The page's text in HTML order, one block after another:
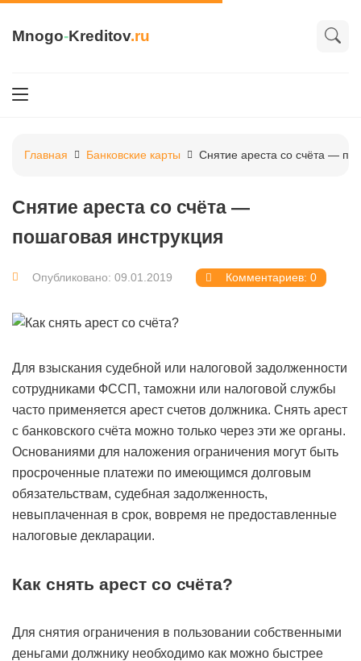
Mnogo-Kreditov.ru
Главная Банковские карты Снятие ареста со счёта —
Снятие ареста со счёта —
пошаговая инструкция
Опубликовано: 09.01.2019 Комментариев: 0
Для взыскания судебной или налоговой задолженности
сотрудниками ФССП, таможни или налоговой службы
часто применяется арест счетов должника. Снять арест
с банковского счёта можно только через эти же органы.
Основаниями для наложения ограничения могут быть
просроченные платежи по имеющимся долговым
обязательствам, судебная задолженность,
невыплаченная в срок, вовремя не предоставленные
налоговые декларации.
Как снять арест со счёта?
Для снятия ограничения в пользовании собственными
деньгами должнику необходимо как можно быстрее